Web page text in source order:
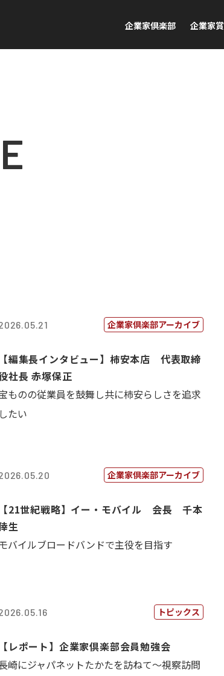
企業家倶楽部 企業家賞
企業家倶楽部アーカイブ
【編集長インタビュー】柿安本店 代表取締
社長 赤塚保正
ものの従業員を鼓舞し共に柿安らしさを追求
したい
企業家倶楽部アーカイブ
【21世紀戦略】イー・モバイル 会長 千本
生
モバイルブロードバンドで主役を目指す
トピックス
【レポート】企業家倶楽部会員勉強会
崎にジャパネットたかたを訪ねて～視察訪問